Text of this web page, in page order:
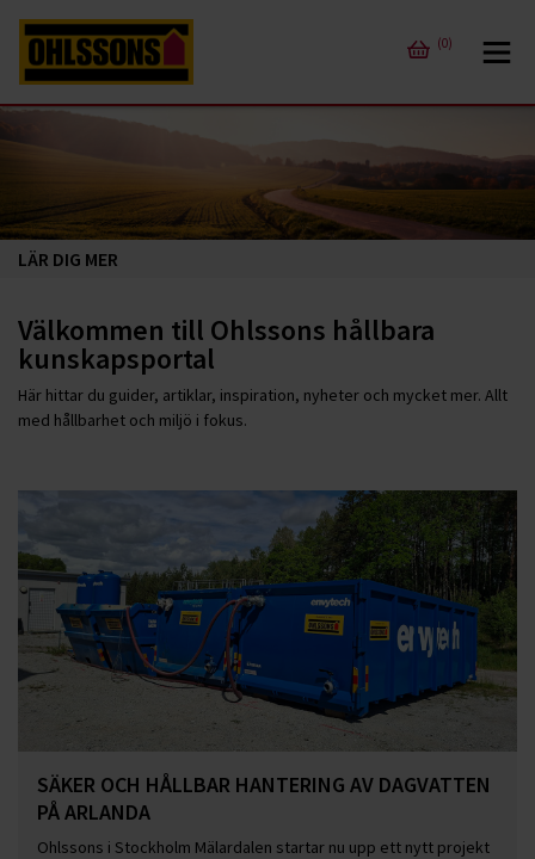
(0)
LÄR DIG MER
Välkommen till Ohlssons hållbara
kunskapsportal
Här hittar du guider, artiklar, inspiration, nyheter och mycket mer. Allt
med hållbarhet och miljö i fokus.
SÄKER OCH HÅLLBAR HANTERING AV DAGVATTEN
PÅ ARLANDA
Ohlssons i Stockholm Mälardalen startar nu upp ett nytt projekt